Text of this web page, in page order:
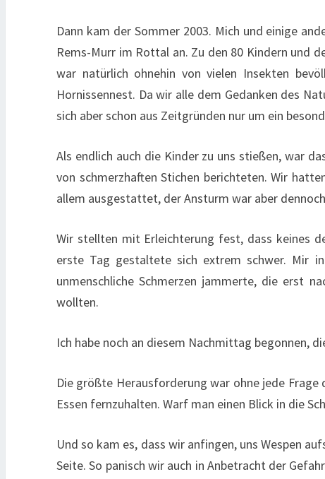
Dann kam der Sommer 2003. Mich und einige
Rems-Murr im Rottal an. Zu den 80 Kindern und
war natürlich ohnehin von vielen Insekten
Hornissennest. Da wir alle dem Gedanken des
sich aber schon aus Zeitgründen nur um ein
Als endlich auch die Kinder zu uns stießen, war
von schmerzhaften Stichen berichteten. Wir
allem ausgestattet, der Ansturm war aber
Wir stellten mit Erleichterung fest, dass keines
erste Tag gestaltete sich extrem schwer. Mir
unmenschliche Schmerzen jammerte, die erst
wollten.
Ich habe noch an diesem Nachmittag begonnen,
Die größte Herausforderung war ohne jede
Essen fernzuhalten. Warf man einen Blick in die
Und so kam es, dass wir anfingen, uns Wespen
Seite. So panisch wir auch in Anbetracht der